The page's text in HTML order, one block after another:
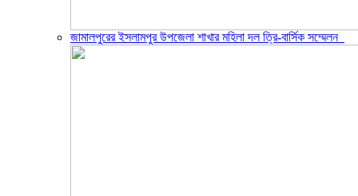
জামালপুরের ইসলামপুর উপজেলা শাখার মহিলা দল ত্রি-বার্সিক সম্মেলন